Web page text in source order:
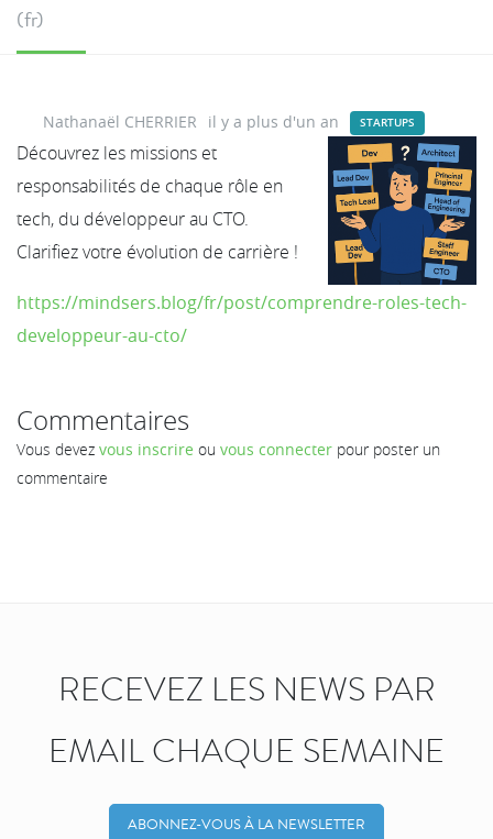
(fr)
Nathanaël CHERRIER il y a plus d'un an STARTUPS
Découvrez les missions et
responsabilités de chaque rôle en
tech, du développeur au CTO.
Clarifiez votre évolution de carrière !
https://mindsers.blog/fr/post/comprendre-roles-tech-
developpeur-au-cto/
Commentaires
Vous devez vous inscrire ou vous connecter pour poster un
commentaire
RECEVEZ LES NEWS PAR
EMAIL CHAQUE SEMAINE
ABONNEZ-VOUS À LA NEWSLETTER